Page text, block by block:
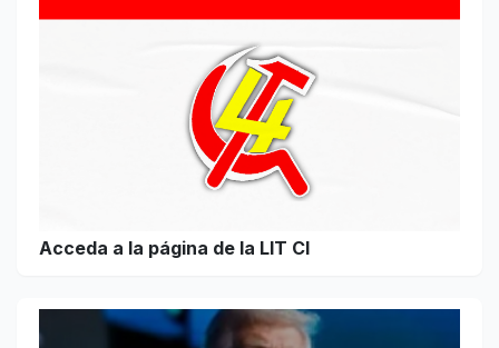
Acceda a la página de la LIT CI